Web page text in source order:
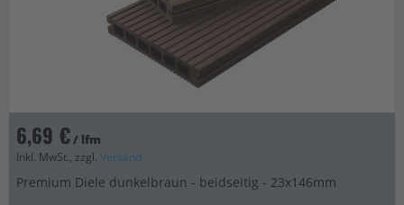
6,69 €/ lfm
Inkl. MwSt., zzgl. Versand
Premium Diele dunkelbraun - beidseitig - 23x146mm